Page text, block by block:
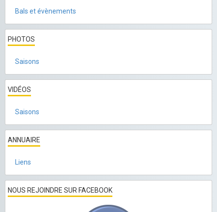
Bals et évènements
PHOTOS
Saisons
VIDÉOS
Saisons
ANNUAIRE
Liens
NOUS REJOINDRE SUR FACEBOOK